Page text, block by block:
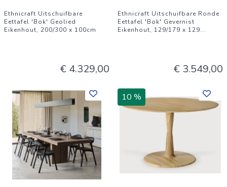
Ethnicraft Uitschuifbare
Eettafel 'Bok' Geolied
Eikenhout, 200/300 x 100cm
€ 4.329,00
Ethnicraft Uitschuifbare Ronde
Eettafel 'Bok' Gevernist
Eikenhout, 129/179 x 129...
€ 3.549,00
10 %